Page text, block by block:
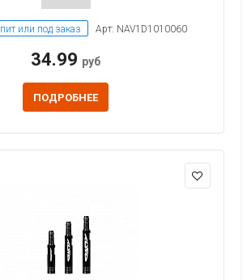
или под заказ Арт: NAV1D1010060
34.99 руб
ПОДРОБНЕЕ